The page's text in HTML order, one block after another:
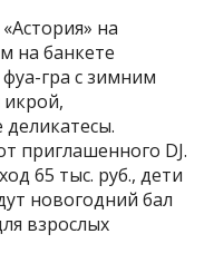
на
на банкете
гра с зимним
икрой,
деликатесы.
приглашенного DJ.
65 тыс. руб., дети
новогодний бал
взрослых